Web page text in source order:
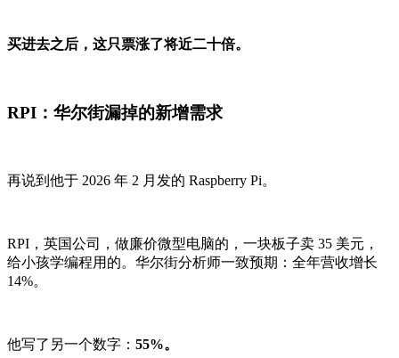
买进去之后，这只票涨了将近二十倍。
RPI：华尔街漏掉的新增需求
再说到他于 2026 年 2 月发的 Raspberry Pi。
RPI，英国公司，做廉价微型电脑的，一块板子卖 35 美元，
给小孩学编程用的。华尔街分析师一致预期：全年营收增长
14%。
他写了另一个数字： 55%。